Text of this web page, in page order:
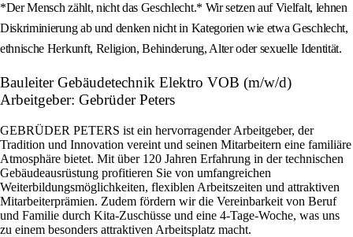
*Der Mensch zählt, nicht das Geschlecht.* Wir setzen auf Vielfalt, lehnen
Diskriminierung ab und denken nicht in Kategorien wie etwa Geschlecht,
ethnische Herkunft, Religion, Behinderung, Alter oder sexuelle Identität.
Bauleiter Gebäudetechnik Elektro VOB (m/w/d)
Arbeitgeber: Gebrüder Peters
GEBRÜDER PETERS ist ein hervorragender Arbeitgeber, der
Tradition und Innovation vereint und seinen Mitarbeitern eine familiäre
Atmosphäre bietet. Mit über 120 Jahren Erfahrung in der technischen
Gebäudeausrüstung profitieren Sie von umfangreichen
Weiterbildungsmöglichkeiten, flexiblen Arbeitszeiten und attraktiven
Mitarbeiterprämien. Zudem fördern wir die Vereinbarkeit von Beruf
und Familie durch Kita-Zuschüsse und eine 4-Tage-Woche, was uns
zu einem besonders attraktiven Arbeitsplatz macht.